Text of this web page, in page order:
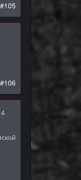
#105
#106